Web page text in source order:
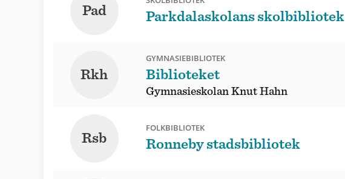
Pad Parkdalaskolans skolbibliotek
Rkh
GYMNASIEBIBLIOTEK
Biblioteket
Gymnasieskolan Knut Hahn
Rsb
FOLKBIBLIOTEK
Ronneby stadsbibliotek